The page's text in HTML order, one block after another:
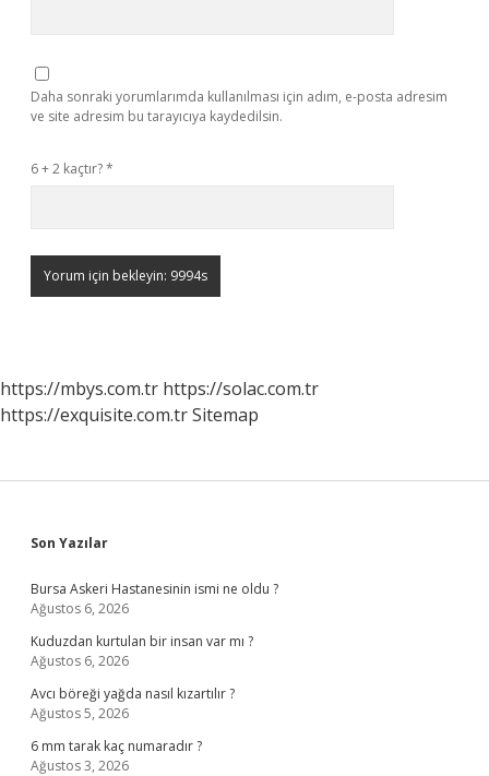
Daha sonraki yorumlarımda kullanılması için adım, e-posta adresim
ve site adresim bu tarayıcıya kaydedilsin.
6 + 2 kaçtır?*
https://mbys.com.tr https://solac.com.tr
https://exquisite.com.trSitemap
Sidebar
Son Yazılar
Bursa Askeri Hastanesinin ismi ne oldu ?
Ağustos 6, 2026
Kuduzdan kurtulan bir insan var mı ?
Ağustos 6, 2026
Avcı böreği yağda nasıl kızartılır ?
Ağustos 5, 2026
6 mm tarak kaç numaradır ?
Ağustos 3, 2026